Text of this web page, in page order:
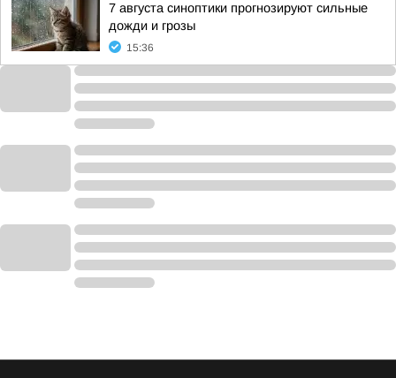
7 августа синоптики прогнозируют сильные
дожди и грозы
15:36